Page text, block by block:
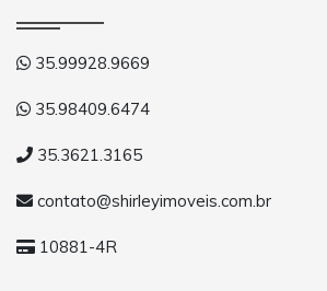
35.99928.9669
35.98409.6474
35.3621.3165
contato@shirleyimoveis.com.br
10881-4R